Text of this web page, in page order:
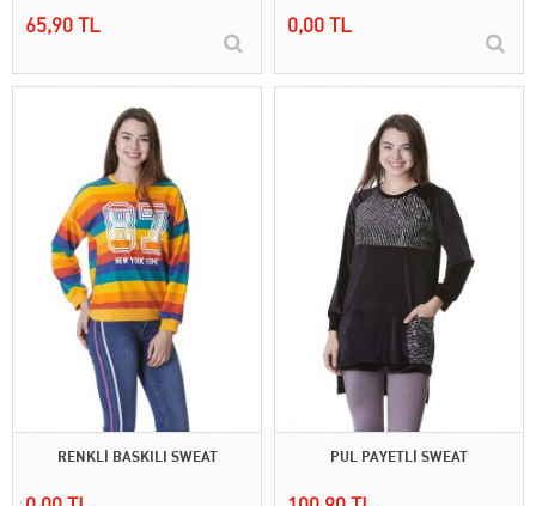
65,90 TL 0,00 TL
RENKLİ BASKILI SWEAT PUL PAYETLİ SWEAT